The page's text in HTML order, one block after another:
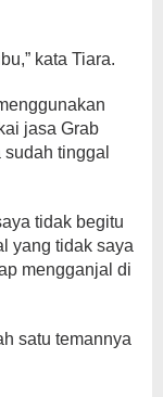
kata Tiara.
jasa Grab
tinggal
tidak begitu
yang tidak saya
mengganjal di
satu temannya